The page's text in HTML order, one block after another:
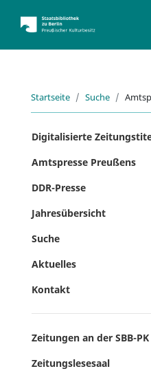
Startseite Suche
Digitalisierte
Amtspresse Preußens
DDR-Presse
Jahresübersicht
Suche
Aktuelles
Kontakt
Zeitungen an der SBB-PK
Zeitungslesesaal